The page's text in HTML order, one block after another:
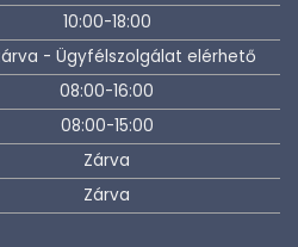
10:00-18:00
- Ügyfélszolgálat elérhető
08:00-16:00
08:00-15:00
Zárva
Zárva